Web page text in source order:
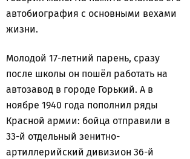
автобиография с основными вехами
жизни.
Молодой 17-летний парень, сразу
после школы он пошёл работать на
автозавод в городе Горький. А в
ноябре 1940 года пополнил ряды
Красной армии: бойца отправили в
33-й отдельный зенитно-
артиллерийский дивизион 36-й